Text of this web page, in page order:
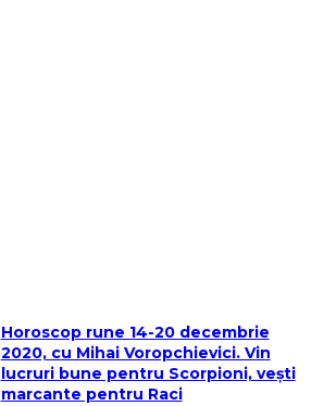
Horoscop rune 14-20 decembrie
2020, cu Mihai Voropchievici. Vin
lucruri bune pentru Scorpioni, vești
marcante pentru Raci